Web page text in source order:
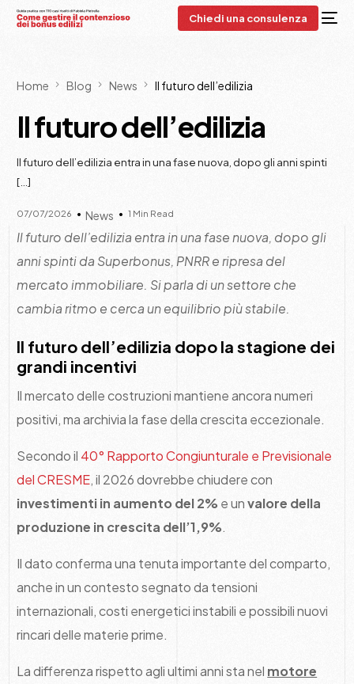
Chiedi una consulenza
Home Blog News Il futuro dell’edilizia
Il futuro dell’edilizia
Il futuro dell’edilizia entra in una fase nuova, dopo gli anni spinti
[…]
07/07/2026 News 1 Min Read
Il futuro dell’edilizia entra in una fase nuova, dopo gli
anni spinti da Superbonus, PNRR e ripresa del
mercato immobiliare. Si parla di un settore che
cambia ritmo e cerca un equilibrio più stabile.
Il futuro dell’edilizia dopo la stagione dei
grandi incentivi
Il mercato delle costruzioni mantiene ancora numeri
positivi, ma archivia la fase della crescita eccezionale.
Secondo il 40° Rapporto Congiunturale e Previsionale
del CRESME, il 2026 dovrebbe chiudere con
investimenti in aumento del 2% e unvalore della
produzione in crescita dell’1,9%.
Il dato conferma una tenuta importante del comparto,
anche in un contesto segnato da tensioni
internazionali, costi energetici instabili e possibili nuovi
rincari delle materie prime.
La differenza rispetto agli ultimi anni sta nel motore